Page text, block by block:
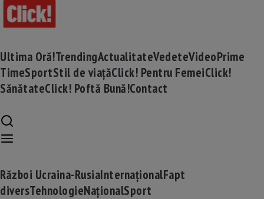
Ultima Oră!TrendingActualitateVedeteVideoPrime
TimeSportStil de viațăClick! Pentru FemeiClick!
SănătateClick! Poftă Bună!Contact
Război Ucraina-RusiaInternaționalFapt
diversTehnologieNaționalSport